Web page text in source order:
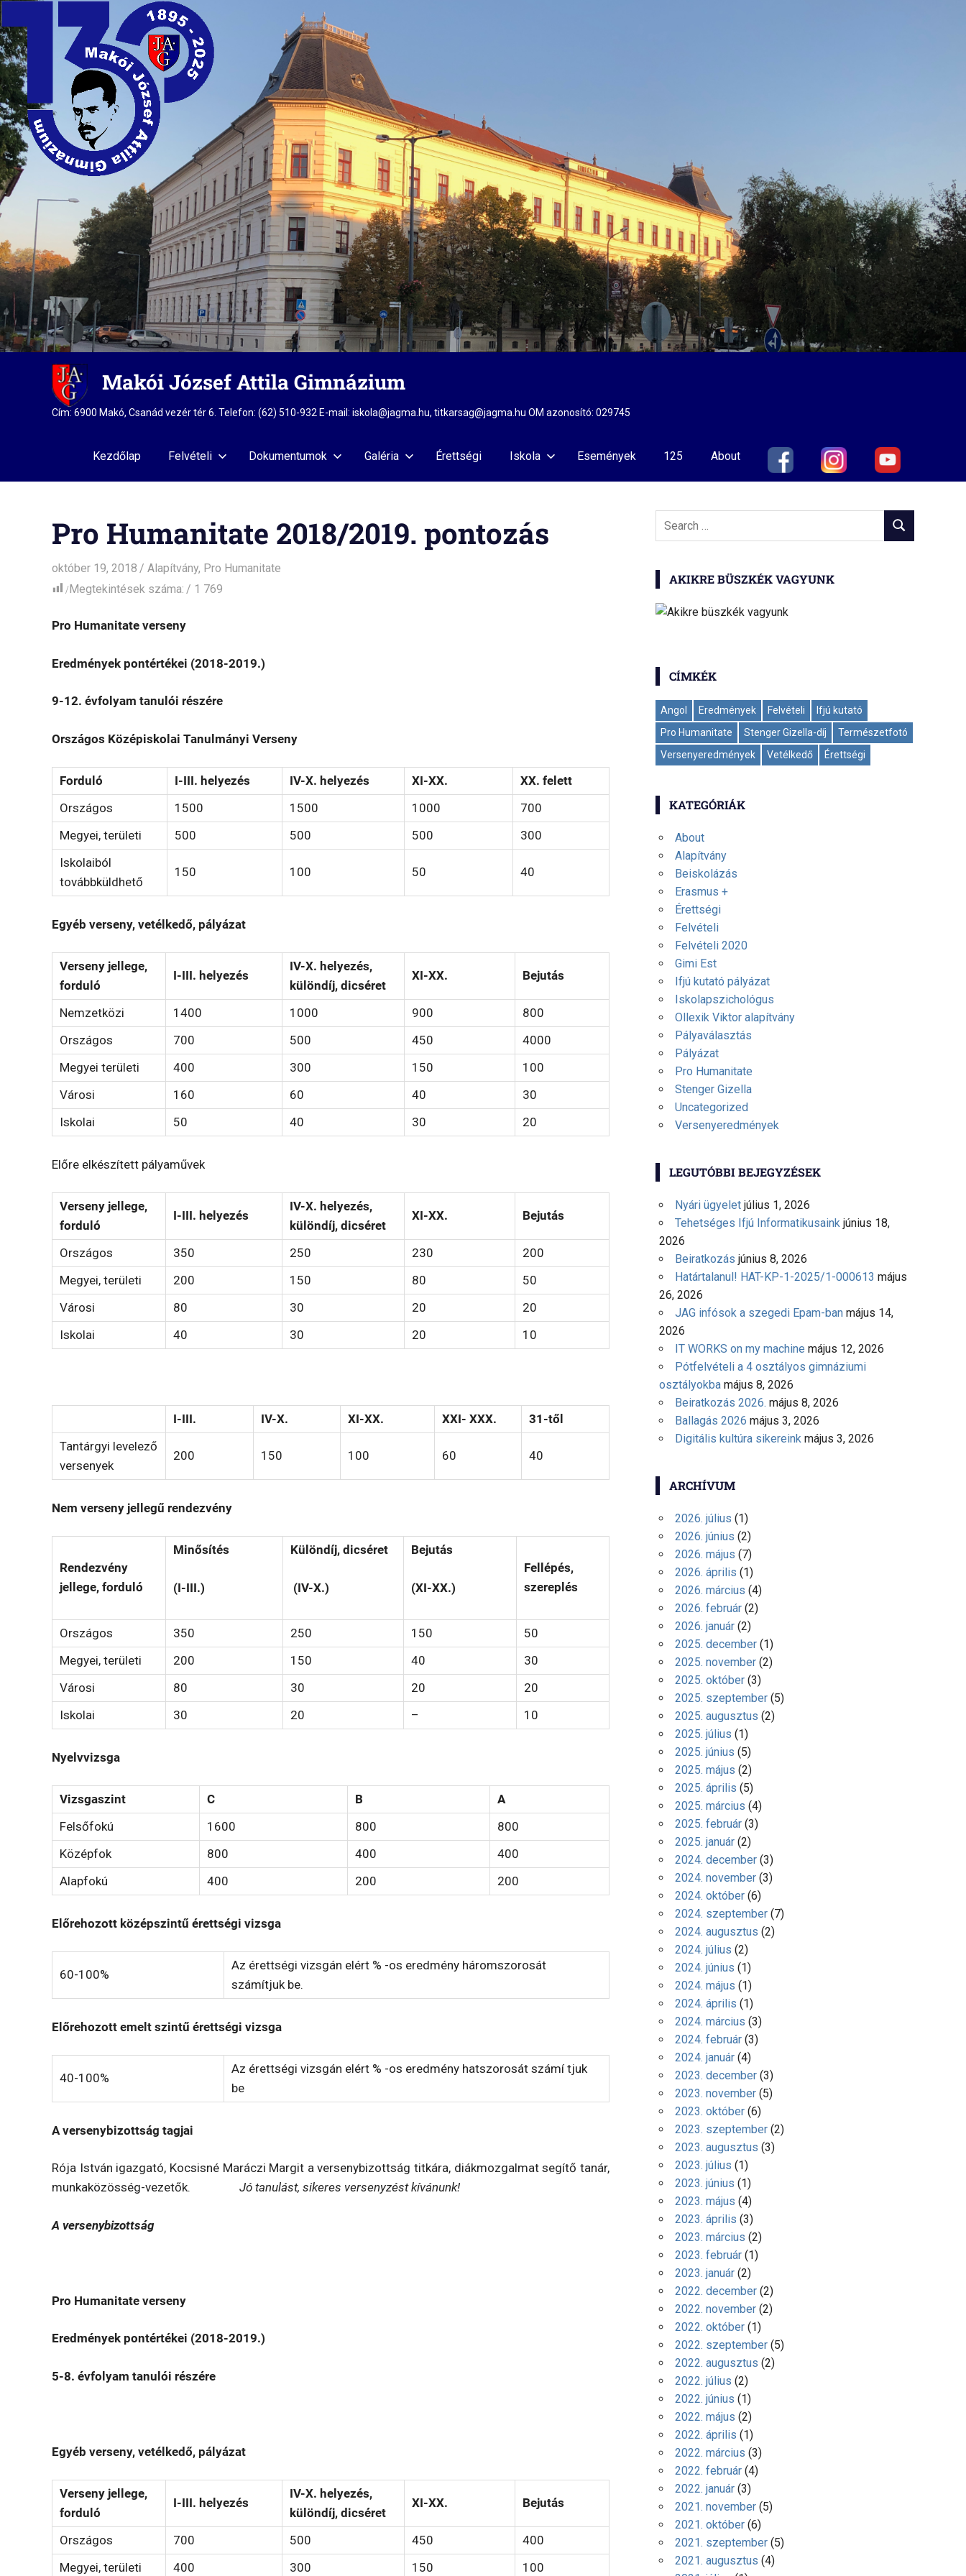
Makói József Attila Gimnázium
Cím: 6900 Makó, Csanád vezér tér 6. Telefon: (62) 510-932 E-mail: iskola@jagma.hu, titkarsag@jagma.hu OM azonosító: 029745
Kezdőlap Felvételi Dokumentumok Galéria Érettségi Iskola Események 125 About
Pro Humanitate 2018/2019. pontozás
október 19, 2018 admin
Alapítvány, Pro Humanitate
Megtekintések száma:
1 769
Pro Humanitate verseny
Eredmények pontértékei (2018-2019.)
9-12. évfolyam tanulói részére
Országos Középiskolai Tanulmányi Verseny
Forduló I-III. helyezés IV-X. helyezés XI-XX.
XX. felett
Országos
1500 1500 1000
700
Megyei, területi
500 500 500
300
Iskolaiból
továbbküldhető
150 100 50 40
Egyéb verseny, vetélkedő, pályázat
Verseny jellege,
forduló
I-III. helyezés
IV-X. helyezés,
különdíj, dicséret
XI-XX. Bejutás
Nemzetközi 1400 1000 900
800
Országos
700 500 450
4000
Megyei területi
400 300 150
100
Városi
160 60 40
30
Iskolai
50 40 30 20
Előre elkészített pályaművek
Verseny jellege,
forduló
I-III. helyezés
IV-X. helyezés,
különdíj, dicséret
XI-XX. Bejutás
Országos 350 250 230
200
Megyei, területi
200 150 80
50
Városi
80 30 20
20
Iskolai
40 30 20 10
I-III. IV-X. XI-XX. XXI- XXX.
31-től
Tantárgyi levelező
versenyek
200 150 100 60 40
Nem verseny jellegű rendezvény
Rendezvény
jellege, forduló
Minősítés
(I-III.)
Különdíj, dicséret
(IV-X.)
Bejutás
(XI-XX.)
Fellépés,
szereplés
Országos 350 250 150
50
Megyei, területi
200 150 40
30
Városi
80 30 20
20
Iskolai
30 20 – 10
Nyelvvizsga
Vizsgaszint C B
A
Felsőfokú
1600 800
800
Középfok
800 400
400
Alapfokú
400 200 200
Előrehozott középszintű érettségi vizsga
60-100%
Az érettségi vizsgán elért % -os eredmény háromszorosát
számítjuk be.
Előrehozott emelt szintű érettségi vizsga
40-100%
Az érettségi vizsgán elért % -os eredmény hatszorosát számí tjuk
be
A versenybizottság tagjai
Rója István igazgató, Kocsisné Maráczi Margit a versenybizottság titkára, diákmozgalmat segítő tanár,
munkaközösség-vezetők. Jó tanulást, sikeres versenyzést kívánunk!
A versenybizottság
Pro Humanitate verseny
Eredmények pontértékei (2018-2019.)
5-8. évfolyam tanulói részére
Egyéb verseny, vetélkedő, pályázat
Verseny jellege,
forduló
I-III. helyezés
IV-X. helyezés,
különdíj, dicséret
XI-XX. Bejutás
Országos 700 500 450
400
Megyei, területi
400 300 150 100
Search
SEARCH
AKIKRE BÜSZKÉK VAGYUNK
CÍMKÉK
Angol Eredmények Felvételi
Ifjú kutató
Pro Humanitate
Stenger Gizella-díj
Természetfotó
Versenyeredmények
Vetélkedő Érettségi
KATEGÓRIÁK
About
Alapítvány
Beiskolázás
Erasmus +
Érettségi
Felvételi
Felvételi 2020
Gimi Est
Ifjú kutató pályázat
Iskolapszichológus
Ollexik Viktor alapítvány
Pályaválasztás
Pályázat
Pro Humanitate
Stenger Gizella
Uncategorized
Versenyeredmények
LEGUTÓBBI BEJEGYZÉSEK
Nyári ügyelet július 1, 2026
Tehetséges Ifjú Informatikusaink június 18,
2026
Beiratkozás június 8, 2026
Határtalanul! HAT-KP-1-2025/1-000613 május
26, 2026
JAG infósok a szegedi Epam-ban május 14,
2026
IT WORKS on my machine május 12, 2026
Pótfelvételi a 4 osztályos gimnáziumi
osztályokba május 8, 2026
Beiratkozás 2026. május 8, 2026
Ballagás 2026 május 3, 2026
Digitális kultúra sikereink május 3, 2026
ARCHÍVUM
2026. július (1)
2026. június (2)
2026. május (7)
2026. április (1)
2026. március (4)
2026. február(2)
2026. január(2)
2025. december(1)
2025. november(2)
2025. október(3)
2025. szeptember(5)
2025. augusztus (2)
2025. július (1)
2025. június (5)
2025. május (2)
2025. április (5)
2025. március (4)
2025. február(3)
2025. január(2)
2024. december(3)
2024. november(3)
2024. október(6)
2024. szeptember(7)
2024. augusztus (2)
2024. július (2)
2024. június (1)
2024. május (1)
2024. április (1)
2024. március (3)
2024. február(3)
2024. január(4)
2023. december(3)
2023. november(5)
2023. október(6)
2023. szeptember(2)
2023. augusztus (3)
2023. július (1)
2023. június (1)
2023. május (4)
2023. április (3)
2023. március (2)
2023. február(1)
2023. január(2)
2022. december(2)
2022. november(2)
2022. október(1)
2022. szeptember(5)
2022. augusztus (2)
2022. július (2)
2022. június (1)
2022. május (2)
2022. április (1)
2022. március (3)
2022. február(4)
2022. január(3)
2021. november(5)
2021. október(6)
2021. szeptember(5)
2021. augusztus (4)